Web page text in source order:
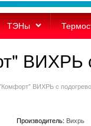
ТЭНы
ВИХРЬ
ВИХРЬ с
Производитель: Вихрь